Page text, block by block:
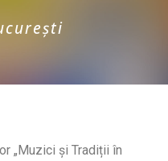
„Muzici și Tradiții în